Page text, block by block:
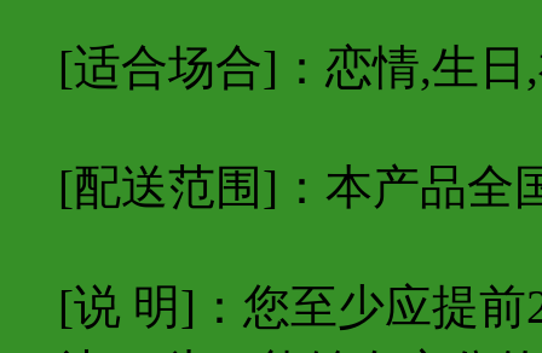
[适合场合]：恋情,生日
[配送范围]：本产品全
[说 明]：您至少应提